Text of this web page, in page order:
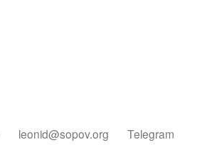
leonid@sopov.org Telegram